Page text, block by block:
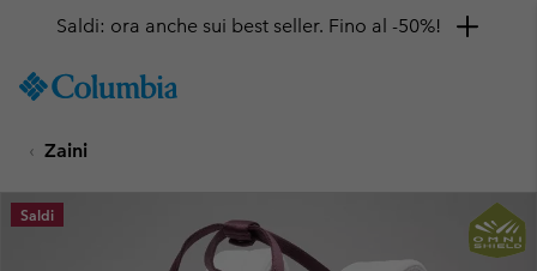
TO
SKIP
MAIN
NAV
Saldi: ora anche sui best seller. Fino al -50%!
Zaini
Saldi